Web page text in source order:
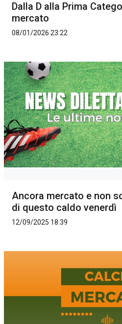
Dalla D alla Prima
mercato
08/01/2026 23:22
Ancora mercato e non
di questo caldo venerdì
12/09/2025 18:39